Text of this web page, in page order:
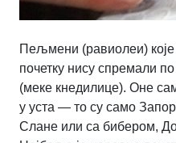
Пељмени (равиолеи)
почетку нису спремали
(меке кнедилице). Оне
у уста — то су само
Слане или са бибером,